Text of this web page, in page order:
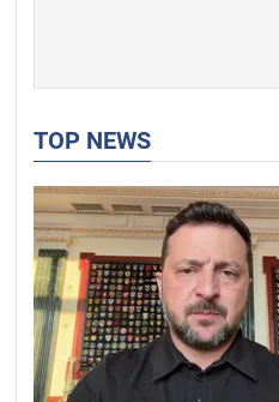
TOP NEWS